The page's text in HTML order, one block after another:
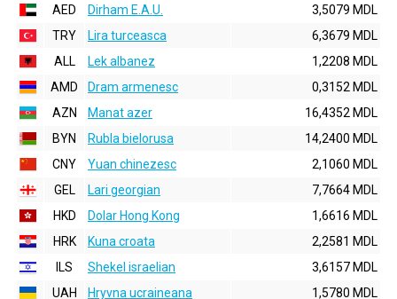
AED
Dirham E.A.U.
3,5079 MDL
TRY
Lira turceasca
6,3679 MDL
ALL
Lek albanez
1,2208 MDL
AMD
Dram armenesc
0,3152 MDL
AZN
Manat azer
16,4352 MDL
BYN
Rubla bielorusa
14,2400 MDL
CNY
Yuan chinezesc
2,1060 MDL
GEL
Lari georgian
7,7664 MDL
HKD
Dolar Hong Kong
1,6616 MDL
HRK
Kuna croata
2,2581 MDL
ILS
Shekel israelian
3,6157 MDL
UAH
Hryvna ucraineana
1,5780 MDL